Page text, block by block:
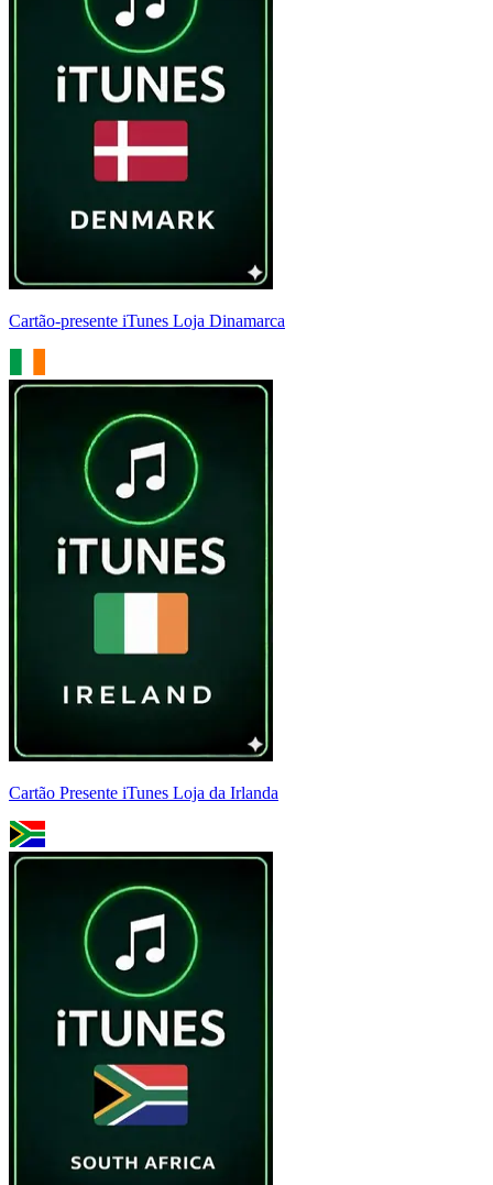
Cartão-presente iTunes Loja Dinamarca
Cartão Presente iTunes Loja da Irlanda